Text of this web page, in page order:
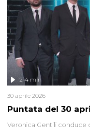
lontano.
Puntata del 30
214 min
30 aprile 2026
Veronica Gentili conduce